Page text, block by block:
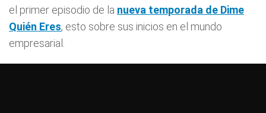
el primer episodio de la nueva temporada de Dime
Quién Eres, esto sobre sus inicios en el mundo
empresarial.